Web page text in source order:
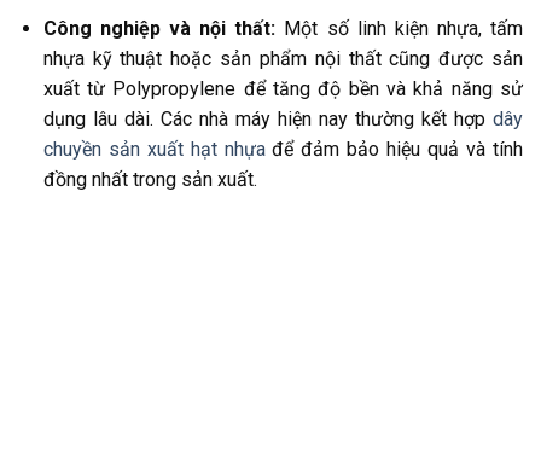
Công nghiệp và nội thất: Một số linh kiện nhựa, tấm
nhựa kỹ thuật hoặc sản phẩm nội thất cũng được sản
xuất từ Polypropylene để tăng độ bền và khả năng sử
dụng lâu dài. Các nhà máy hiện nay thường kết hợp dây
chuyền sản xuất hạt nhựađể đảm bảo hiệu quả và tính
đồng nhất trong sản xuất.